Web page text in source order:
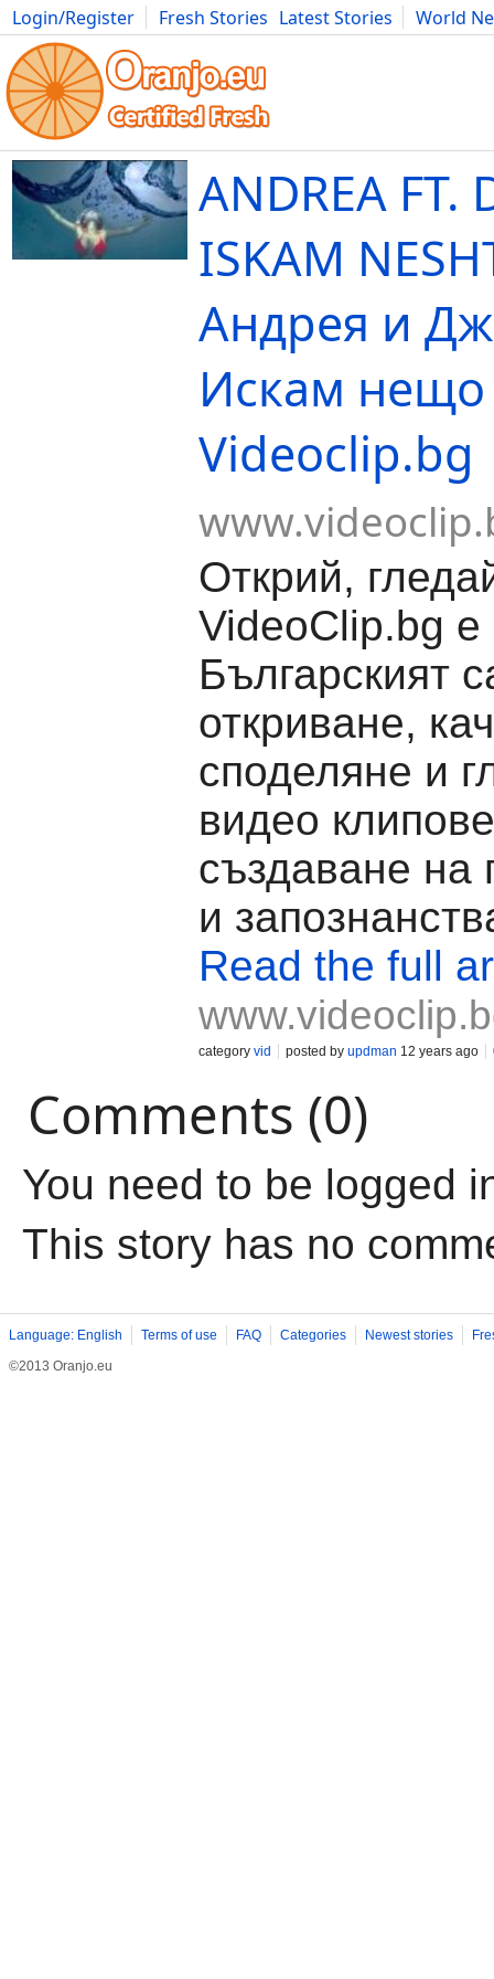
Login/Register Fresh Stories Latest Stories
World
Movies Anime Music Art Cars Advice Science
ANDREA FT.
ISKAM
Андрея и
Искам нещо
Videoclip.bg
Открий,
VideoClip.bg е
Българският
откриване,
споделяне и
видео
създаване на
и
Read the full
category vid posted by updman 12 years ago
Comments (0)
You need to be logged
This story has no
Language: English Terms of use FAQ Categories Newest stories
©2013 Oranjo.eu